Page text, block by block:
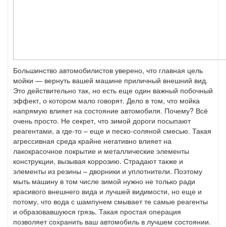
Большинство автомобилистов уверено, что главная цель
мойки — вернуть вашей машине приличный внешний вид.
Это действительно так, но есть еще один важный побочный
эффект, о котором мало говорят. Дело в том, что мойка
напрямую влияет на состояние автомобиля. Почему? Всё
очень просто. Не секрет, что зимой дороги посыпают
реагентами, а где-то – еще и песко-соляной смесью. Такая
агрессивная среда крайне негативно влияет на
лакокрасочное покрытие и металлические элементы
конструкции, вызывая коррозию. Страдают также и
элементы из резины – дворники и уплотнители. Поэтому
мыть машину в том числе зимой нужно не только ради
красивого внешнего вида и лучшей видимости, но еще и
потому, что вода с шампунем смывает те самые реагенты
и образовавшуюся грязь. Такая простая операция
позволяет сохранить ваш автомобиль в лучшем состоянии.